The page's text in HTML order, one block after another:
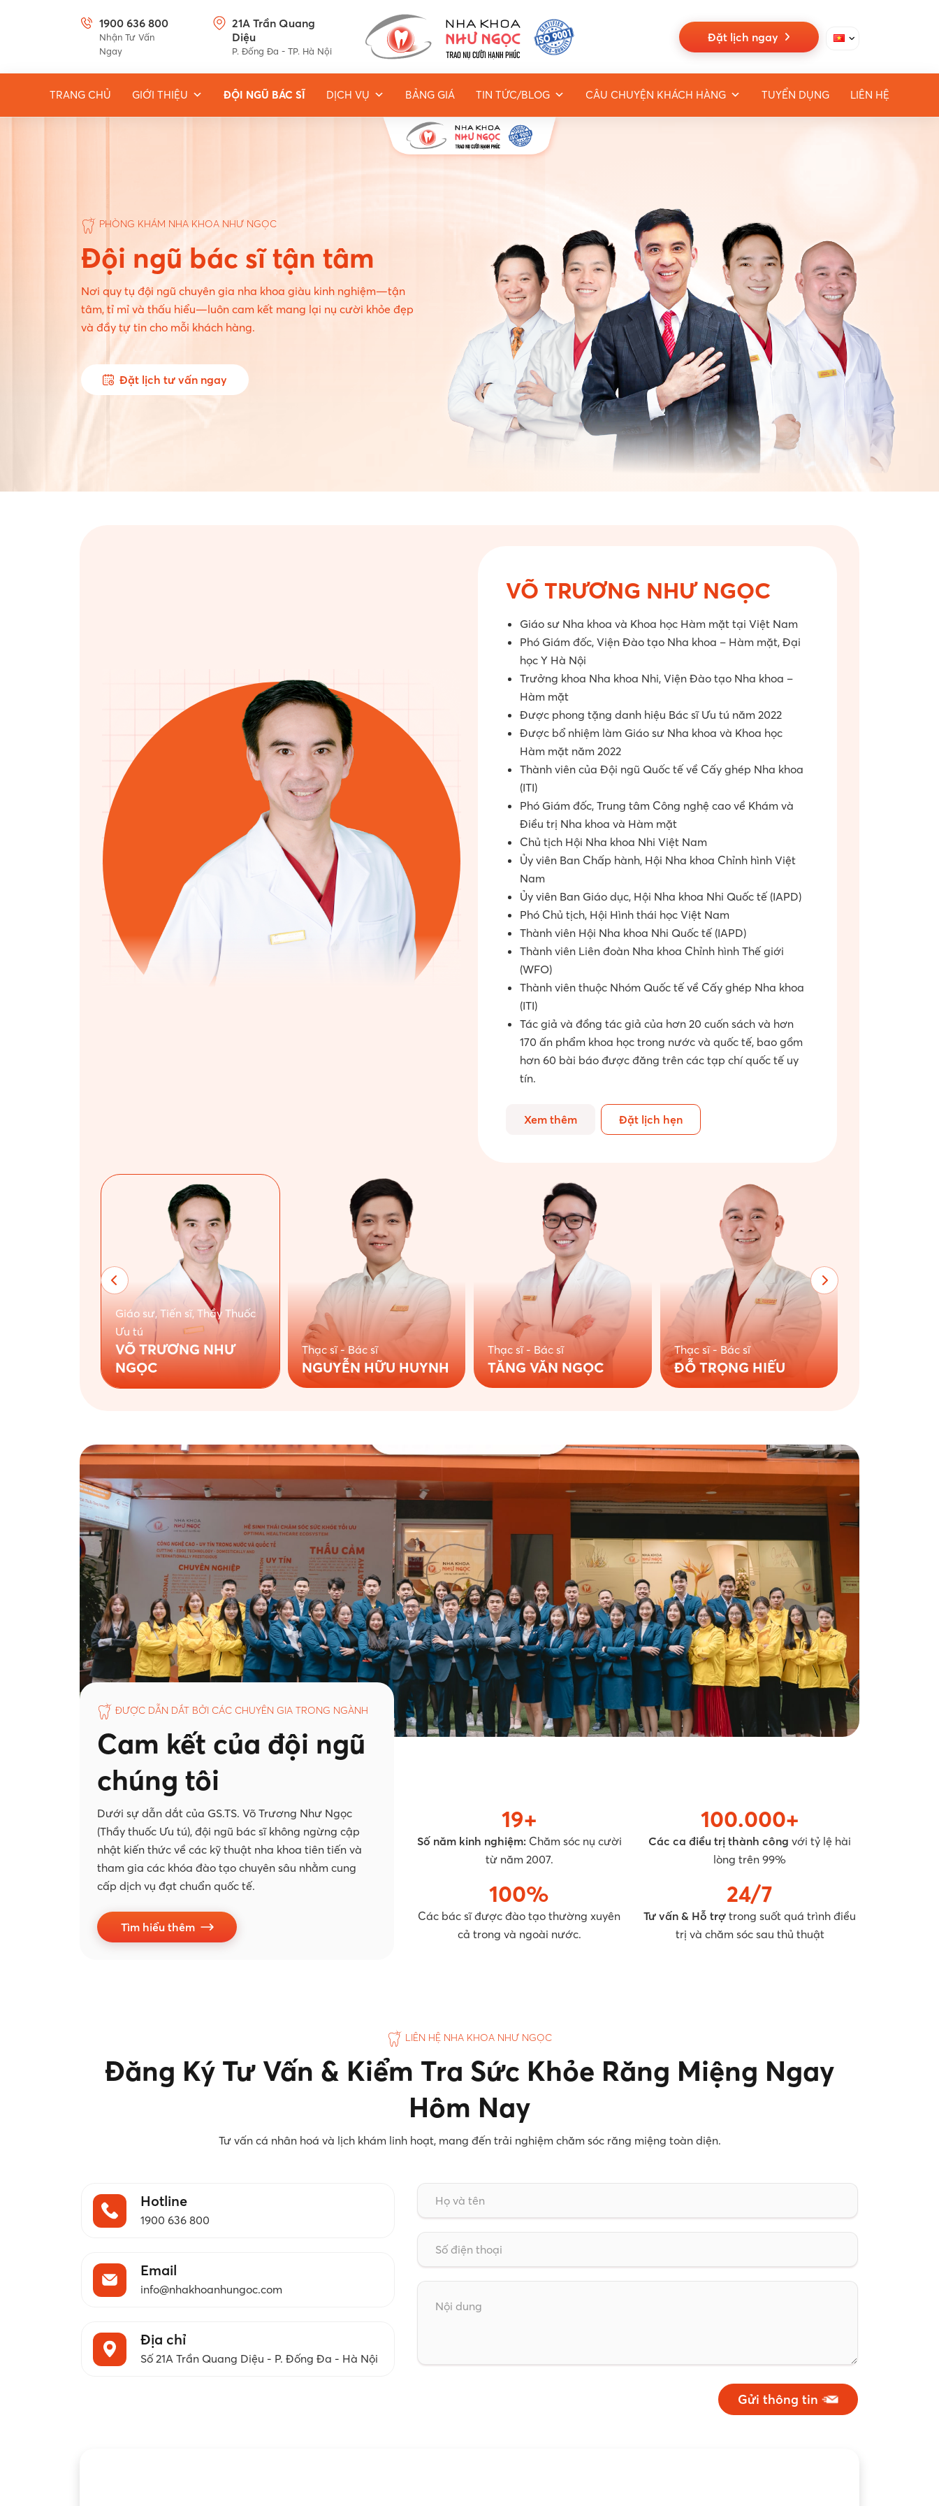
1900 636 800
Nhận Tư Vấn
Ngay
21A Trần Quang
Diệu
P. Đống Đa - TP. Hà Nội
Đặt lịch ngay
TRANG CHỦ GIỚI THIỆU ĐỘI NGŨ BÁC SĨ DỊCH VỤ BẢNG GIÁ TIN TỨC/BLOG CÂU CHUYỆN KHÁCH HÀNG TUYỂN DỤNG LIÊN HỆ
PHÒNG KHÁM NHA KHOA NHƯ NGỌC
Đội ngũ bác sĩ tận tâm
Nơi quy tụ đội ngũ chuyên gia nha khoa giàu kinh nghiệm—tận
tâm, tỉ mỉ và thấu hiểu—luôn cam kết mang lại nụ cười khỏe đẹp
và đầy tự tin cho mỗi khách hàng.
Đặt lịch tư vấn ngay
VÕ TRƯƠNG NHƯ NGỌC
Giáo sư Nha khoa và Khoa học Hàm mặt tại Việt Nam
Phó Giám đốc, Viện Đào tạo Nha khoa – Hàm mặt, Đại
học Y Hà Nội
Trưởng khoa Nha khoa Nhi, Viện Đào tạo Nha khoa –
Hàm mặt
Được phong tặng danh hiệu Bác sĩ Ưu tú năm 2022
Được bổ nhiệm làm Giáo sư Nha khoa và Khoa học
Hàm mặt năm 2022
Thành viên của Đội ngũ Quốc tế về Cấy ghép Nha khoa
(ITI)
Phó Giám đốc, Trung tâm Công nghệ cao về Khám và
Điều trị Nha khoa và Hàm mặt
Chủ tịch Hội Nha khoa Nhi Việt Nam
Ủy viên Ban Chấp hành, Hội Nha khoa Chỉnh hình Việt
Nam
Ủy viên Ban Giáo dục, Hội Nha khoa Nhi Quốc tế (IAPD)
Phó Chủ tịch, Hội Hình thái học Việt Nam
Thành viên Hội Nha khoa Nhi Quốc tế (IAPD)
Thành viên Liên đoàn Nha khoa Chỉnh hình Thế giới
(WFO)
Thành viên thuộc Nhóm Quốc tế về Cấy ghép Nha khoa
(ITI)
Tác giả và đồng tác giả của hơn 20 cuốn sách và hơn
170 ấn phẩm khoa học trong nước và quốc tế, bao gồm
hơn 60 bài báo được đăng trên các tạp chí quốc tế uy
tín.
Xem thêm Đặt lịch hẹn
Giáo sư, Tiến sĩ, Thầy Thuốc
Ưu tú
VÕ TRƯƠNG NHƯ
NGỌC
Thạc sĩ - Bác sĩ
NGUYỄN HỮU HUYNH
Thạc sĩ - Bác sĩ
TĂNG VĂN NGỌC
Thạc sĩ - Bác sĩ
ĐỖ TRỌNG HIẾU
ĐƯỢC DẪN DẮT BỞI CÁC CHUYÊN GIA TRONG NGÀNH
Cam kết của đội ngũ
chúng tôi
Dưới sự dẫn dắt của GS.TS. Võ Trương Như Ngọc
(Thầy thuốc Ưu tú), đội ngũ bác sĩ không ngừng cập
nhật kiến ​​thức về các kỹ thuật nha khoa tiên tiến và
tham gia các khóa đào tạo chuyên sâu nhằm cung
cấp dịch vụ đạt chuẩn quốc tế.
Tìm hiểu thêm
19+
Số năm kinh nghiệm:Chăm sóc nụ cười
từ năm 2007.
100.000+
Các ca điều trị thành công với tỷ lệ hài
lòng trên 99%
100%
Các bác sĩ được đào tạo thường xuyên
cả trong và ngoài nước.
24/7
Tư vấn & Hỗ trợ trong suốt quá trình điều
trị và chăm sóc sau thủ thuật
LIÊN HỆ NHA KHOA NHƯ NGỌC
Đăng Ký Tư Vấn & Kiểm Tra Sức Khỏe Răng Miệng Ngay
Hôm Nay
Tư vấn cá nhân hoá và lịch khám linh hoạt, mang đến trải nghiệm chăm sóc răng miệng toàn diện.
Hotline
1900 636 800
Email
info@nhakhoanhungoc.com
Địa chỉ
Số 21A Trần Quang Diệu - P. Đống Đa - Hà Nội
Gửi thông tin